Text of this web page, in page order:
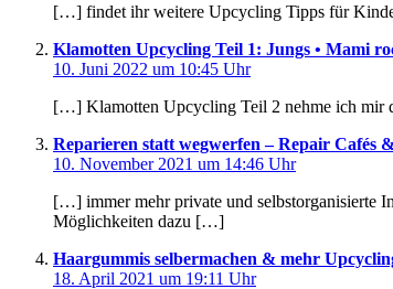
[…] findet ihr weitere Upcycling Tipps für
Klamotten Upcycling Teil 1: Jungs • Mami
10. Juni 2022 um 10:45 Uhr
[…] Klamotten Upcycling Teil 2 nehme ich mir
Reparieren statt wegwerfen – Repair Cafés
10. November 2021 um 14:46 Uhr
[…] immer mehr private und selbstorganisierte
Möglichkeiten dazu […]
Haargummis selbermachen & mehr
18. April 2021 um 19:11 Uhr